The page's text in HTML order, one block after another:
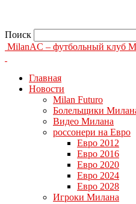
Поиск
MilanAC – футбольный клуб
Главная
Новости
Milan Futuro
Болельщики
Видео Милана
россонери на Евро
Евро 2012
Евро 2016
Евро 2020
Евро 2024
Евро 2028
Игроки Милана